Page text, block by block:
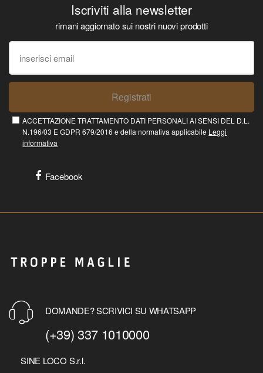
Iscriviti alla newsletter
rimani aggiornato sui nostri nuovi prodotti
Registrati
ACCETTAZIONE TRATTAMENTO DATI PERSONALI AI SENSI DEL D.L.
N.196/03 E GDPR 679/2016 e della normativa applicabile Leggi
informativa
Facebook
DOMANDE? SCRIVICI SU WHATSAPP
(+39) 337 1010000
SINE LOCO S.r.l.